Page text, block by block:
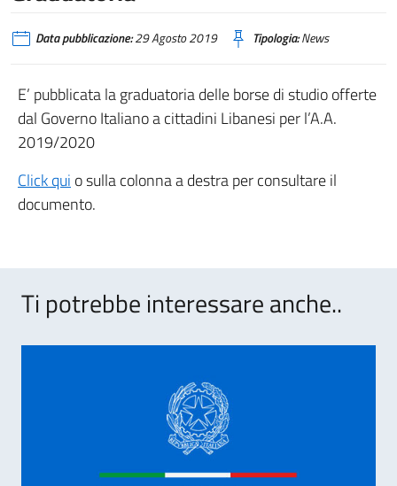
Data pubblicazione:29 Agosto 2019 Tipologia:News
E’ pubblicata la graduatoria delle borse di studio offerte
dal Governo Italiano a cittadini Libanesi per l’A.A.
2019/2020
Click qui o sulla colonna a destra per consultare il
documento.
Ti potrebbe interessare anche..